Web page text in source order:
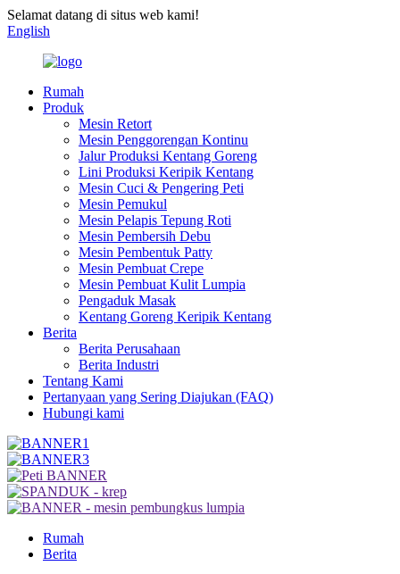
Selamat datang di situs web kami!
English
Rumah
Produk
Mesin Retort
Mesin Penggorengan Kontinu
Jalur Produksi Kentang Goreng
Lini Produksi Keripik Kentang
Mesin Cuci & Pengering Peti
Mesin Pemukul
Mesin Pelapis Tepung Roti
Mesin Pembersih Debu
Mesin Pembentuk Patty
Mesin Pembuat Crepe
Mesin Pembuat Kulit Lumpia
Pengaduk Masak
Kentang Goreng Keripik Kentang
Berita
Berita Perusahaan
Berita Industri
Tentang Kami
Pertanyaan yang Sering Diajukan (FAQ)
Hubungi kami
Rumah
Berita